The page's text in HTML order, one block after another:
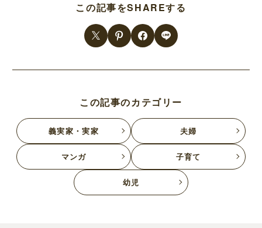
この記事をSHAREする
この記事のカテゴリー
義実家・実家 夫婦
マンガ 子育て
幼児